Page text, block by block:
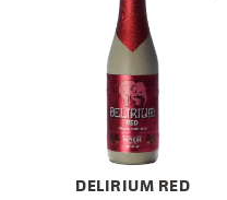
DELIRIUM RED